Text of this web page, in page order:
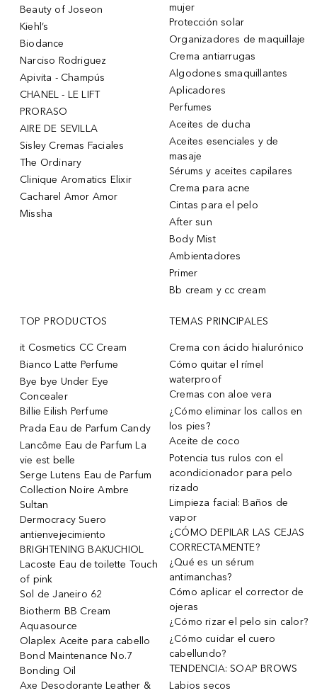
Beauty of Joseon
Kiehl’s
Biodance
Narciso Rodriguez
Apivita - Champús
CHANEL - LE LIFT
PRORASO
AIRE DE SEVILLA
Sisley Cremas Faciales
The Ordinary
Clinique Aromatics Elixir
Cacharel Amor Amor
Missha
mujer
Protección solar
Organizadores de maquillaje
Crema antiarrugas
Algodones smaquillantes
Aplicadores
Perfumes
Aceites de ducha
Aceites esenciales y de
masaje
Sérums y aceites capilares
Crema para acne
Cintas para el pelo
After sun
Body Mist
Ambientadores
Primer
Bb cream y cc cream
TOP PRODUCTOS
it Cosmetics CC Cream
Bianco Latte Perfume
Bye bye Under Eye
Concealer
Billie Eilish Perfume
Prada Eau de Parfum Candy
Lancôme Eau de Parfum La
vie est belle
Serge Lutens Eau de Parfum
Collection Noire Ambre
Sultan
Dermocracy Suero
antienvejecimiento
BRIGHTENING BAKUCHIOL
Lacoste Eau de toilette Touch
of pink
Sol de Janeiro 62
Biotherm BB Cream
Aquasource
Olaplex Aceite para cabello
Bond Maintenance No.7
Bonding Oil
Axe Desodorante Leather &
TEMAS PRINCIPALES
Crema con ácido hialurónico
Cómo quitar el rímel
waterproof
Cremas con aloe vera
¿Cómo eliminar los callos en
los pies?
Aceite de coco
Potencia tus rulos con el
acondicionador para pelo
rizado
Limpieza facial: Baños de
vapor
¿CÓMO DEPILAR LAS CEJAS
CORRECTAMENTE?
¿Qué es un sérum
antimanchas?
Cómo aplicar el corrector de
ojeras
¿Cómo rizar el pelo sin calor?
¿Cómo cuidar el cuero
cabellundo?
TENDENCIA: SOAP BROWS
Labios secos